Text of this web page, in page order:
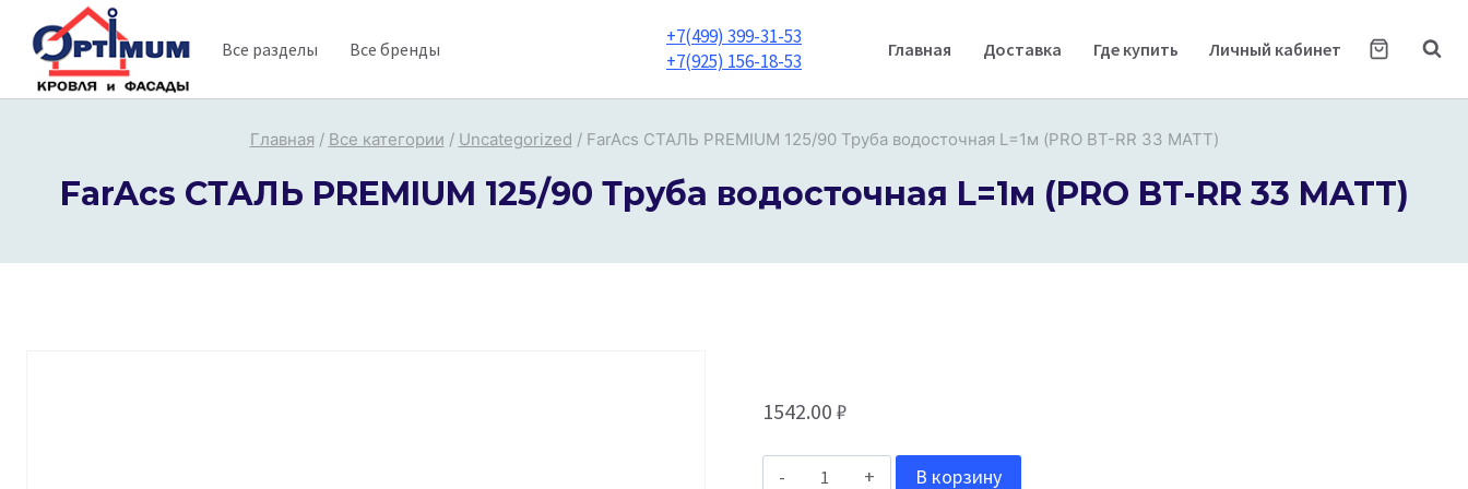
содержимому
Все разделы Все бренды
+7(499) 399-31-53
+7(925) 156-18-53
Главная Доставка Где купить Личный кабинет
Главная / Все категории / Uncategorized / FarAcs СТАЛЬ PREMIUM 125/90 Труба водосточная L=1м (PRO BT-RR 33 MATT)
FarAcs СТАЛЬ PREMIUM 125/90 Труба водосточная L=1м (PRO BT-RR 33 MATT)
1542.00 ₽
Количество
В корзину